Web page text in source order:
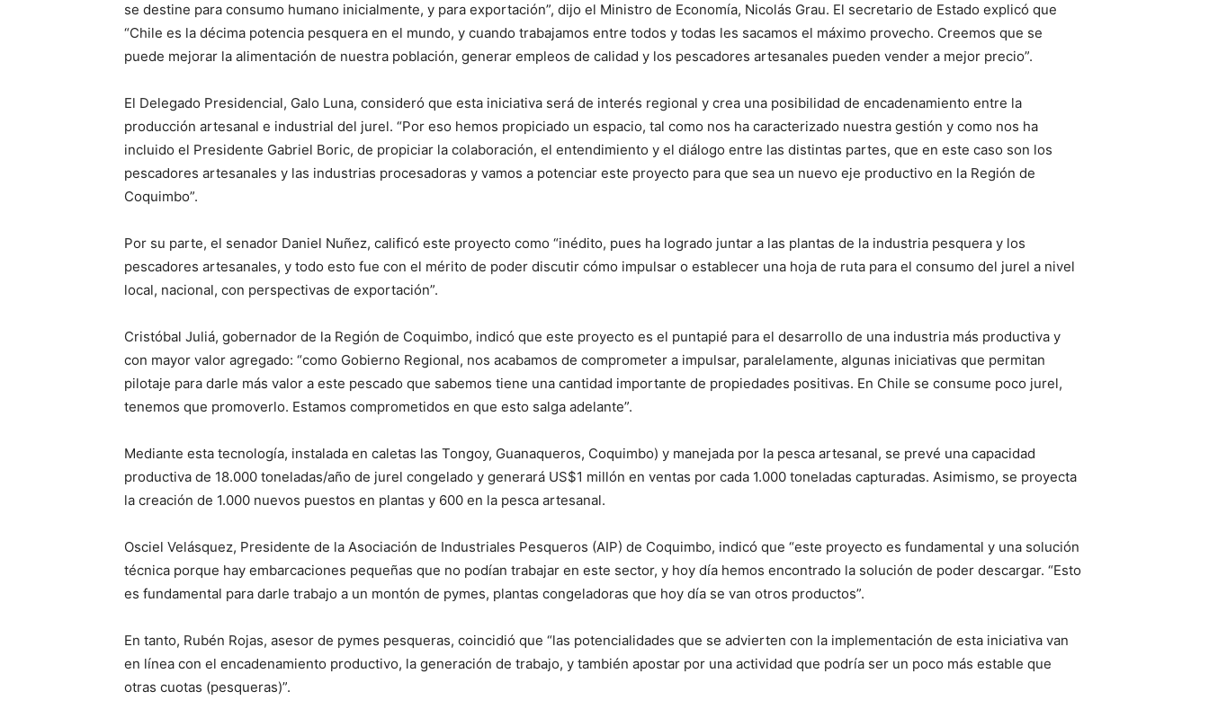
se destine para consumo humano inicialmente, y para exportación”, dijo el Ministro de Economía, Nicolás Grau. El secretario de Estado explicó que
“Chile es la décima potencia pesquera en el mundo, y cuando trabajamos entre todos y todas les sacamos el máximo provecho. Creemos que se
puede mejorar la alimentación de nuestra población, generar empleos de calidad y los pescadores artesanales pueden vender a mejor precio”.
El Delegado Presidencial, Galo Luna, consideró que esta iniciativa será de interés regional y crea una posibilidad de encadenamiento entre la
producción artesanal e industrial del jurel. “Por eso hemos propiciado un espacio, tal como nos ha caracterizado nuestra gestión y como nos ha
incluido el Presidente Gabriel Boric, de propiciar la colaboración, el entendimiento y el diálogo entre las distintas partes, que en este caso son los
pescadores artesanales y las industrias procesadoras y vamos a potenciar este proyecto para que sea un nuevo eje productivo en la Región de
Coquimbo”.
Por su parte, el senador Daniel Nuñez, calificó este proyecto como “inédito, pues ha logrado juntar a las plantas de la industria pesquera y los
pescadores artesanales, y todo esto fue con el mérito de poder discutir cómo impulsar o establecer una hoja de ruta para el consumo del jurel a nivel
local, nacional, con perspectivas de exportación”.
Cristóbal Juliá, gobernador de la Región de Coquimbo, indicó que este proyecto es el puntapié para el desarrollo de una industria más productiva y
con mayor valor agregado: “como Gobierno Regional, nos acabamos de comprometer a impulsar, paralelamente, algunas iniciativas que permitan
pilotaje para darle más valor a este pescado que sabemos tiene una cantidad importante de propiedades positivas. En Chile se consume poco jurel,
tenemos que promoverlo. Estamos comprometidos en que esto salga adelante”.
Mediante esta tecnología, instalada en caletas las Tongoy, Guanaqueros, Coquimbo) y manejada por la pesca artesanal, se prevé una capacidad
productiva de 18.000 toneladas/año de jurel congelado y generará US$1 millón en ventas por cada 1.000 toneladas capturadas. Asimismo, se proyecta
la creación de 1.000 nuevos puestos en plantas y 600 en la pesca artesanal.
Osciel Velásquez, Presidente de la Asociación de Industriales Pesqueros (AIP) de Coquimbo, indicó que “este proyecto es fundamental y una solución
técnica porque hay embarcaciones pequeñas que no podían trabajar en este sector, y hoy día hemos encontrado la solución de poder descargar. “Esto
es fundamental para darle trabajo a un montón de pymes, plantas congeladoras que hoy día se van otros productos”.
En tanto, Rubén Rojas, asesor de pymes pesqueras, coincidió que “las potencialidades que se advierten con la implementación de esta iniciativa van
en línea con el encadenamiento productivo, la generación de trabajo, y también apostar por una actividad que podría ser un poco más estable que
otras cuotas (pesqueras)”.